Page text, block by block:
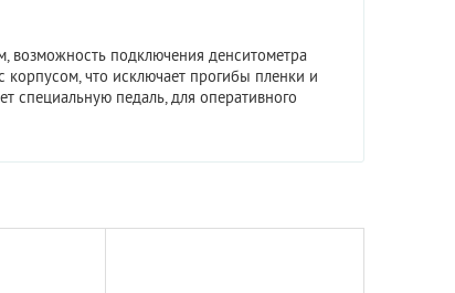
возможность подключения денситометра
что исключает прогибы пленки и
специальную педаль, для оперативного